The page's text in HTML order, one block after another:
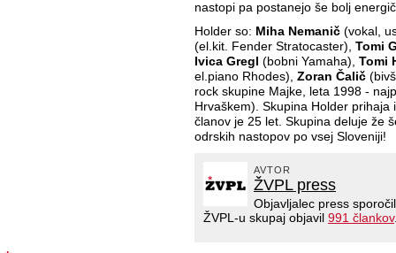
nastopi pa postanejo še bolj
Holder so: Miha Nemanič (vokal,
(el.kit. Fender Stratocaster), Tomi
Ivica Gregl (bobni Yamaha), Tomi
el.piano Rhodes), Zoran Čalič
rock skupine Majke, leta 1998 -
Hrvaškem). Skupina Holder
članov je 25 let. Skupina deluje že
odrskih nastopov po vsej Sloveniji!
AVTOR
ŽVPL press
Objavljalec press
ŽVPL-u skupaj objavil 991 člankov